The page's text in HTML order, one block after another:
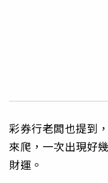
彩券行老闆也提到
來爬，一次出現好
財運。